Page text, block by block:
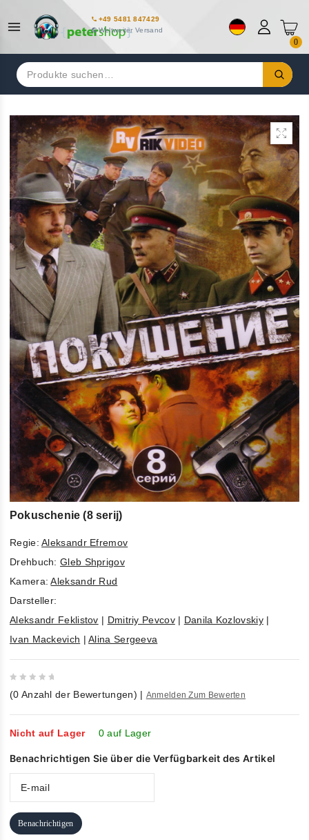
+49 5481 847429
Weltweiter Versand
0
Suchen
nach:
Pokuschenie (8 serij)
Regie:Aleksandr Efremov
Drehbuch:Gleb Shprigov
Kamera:Aleksandr Rud
Darsteller:
Aleksandr Feklistov | Dmitriy Pevcov| Danila Kozlovskiy|
Ivan Mackevich |Alina Sergeeva
out
of
5
(0 Anzahl der Bewertungen) | Anmelden Zum Bewerten
Nicht auf Lager 0 auf Lager
Benachrichtigen Sie über die Verfügbarkeit des Artikel
Benachrichtigen